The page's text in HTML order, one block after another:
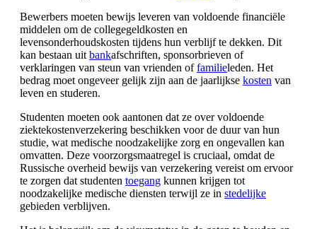
Bewerbers moeten bewijs leveren van voldoende financiële
middelen om de collegegeldkosten en
levensonderhoudskosten tijdens hun verblijf te dekken. Dit
kan bestaan uit bankafschriften, sponsorbrieven of
verklaringen van steun van vrienden offamilieleden. Het
bedrag moet ongeveer gelijk zijn aan de jaarlijkse kosten van
leven en studeren.
Studenten moeten ook aantonen dat ze over voldoende
ziektekostenverzekering beschikken voor de duur van hun
studie, wat medische noodzakelijke zorg en ongevallen kan
omvatten. Deze voorzorgsmaatregel is cruciaal, omdat de
Russische overheid bewijs van verzekering vereist om ervoor
te zorgen dat studenten toegang kunnen krijgen tot
noodzakelijke medische diensten terwijl ze in stedelijke
gebieden verblijven.